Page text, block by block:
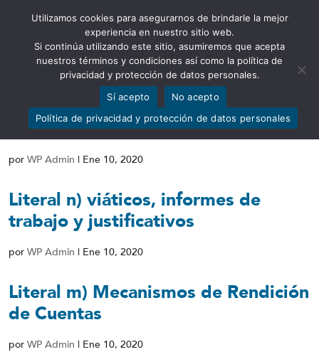
Abrir barra de herramientas
Literal o) Responsable de atender la
información
por WP Admin | Ene 10, 2020
Literal n) viáticos, informes de
trabajo y justificativos
por WP Admin | Ene 10, 2020
Literal m) Mecanismos de Rendición
de Cuentas
por WP Admin | Ene 10, 2020
Utilizamos cookies para asegurarnos de brindarle la mejor
experiencia en nuestro sitio web.
Si continúa utilizando este sitio, asumiremos que acepta
nuestros términos y condiciones así como la política de
privacidad y protección de datos personales.
Sí acepto
No acepto
Política de privacidad y protección de datos personales